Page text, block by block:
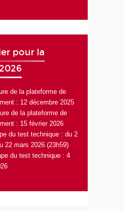
pour la
de la plateforme de
: 12 décembre 2025
de la plateforme de
: 15 février 2026
du test technique : du 2
22 mars 2026 (23h59)
du test technique : 4